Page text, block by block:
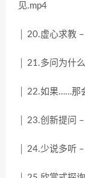
见.mp4
│ 20.虚心求教
│ 21.多问为什
│ 22.如果……那
│ 23.创新提问
│ 24.少说多听